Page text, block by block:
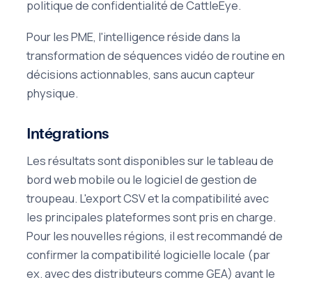
politique de confidentialité de CattleEye.
Pour les PME, l'intelligence réside dans la
transformation de séquences vidéo de routine en
décisions actionnables, sans aucun capteur
physique.
Intégrations
Les résultats sont disponibles sur le tableau de
bord web mobile ou le logiciel de gestion de
troupeau. L'export CSV et la compatibilité avec
les principales plateformes sont pris en charge.
Pour les nouvelles régions, il est recommandé de
confirmer la compatibilité logicielle locale (par
ex. avec des distributeurs comme GEA) avant le